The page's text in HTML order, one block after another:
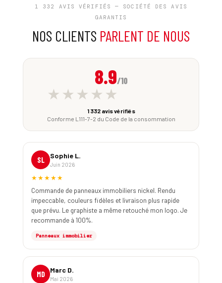
1 332 AVIS VÉRIFIÉS — SOCIÉTÉ DES AVIS
GARANTIS
NOS CLIENTS PARLENT DE NOUS
8.9/10
★★★★★
1 332 avis vérifiés
Conforme L111-7-2 du Code de la consommation
SL Sophie L.
Juin 2026
★★★★★
Commande de panneaux immobiliers nickel. Rendu
impeccable, couleurs fidèles et livraison plus rapide
que prévu. Le graphiste a même retouché mon logo. Je
recommande à 100%.
Panneaux immobilier
MD Marc D.
Mai 2026